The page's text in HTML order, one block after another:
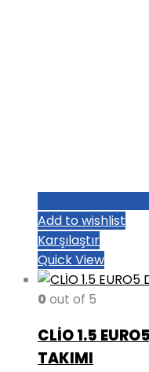
Add to wishlist
Karşılaştır
Quick View
0 out of 5
CLİO 1.5
TAKIMI